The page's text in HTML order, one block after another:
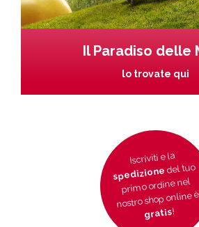
Il Paradiso delle
lo trovate qui
Iscriviti e la
spedizionedel tuo
primo ordine nel
nostro shop online è
gratis!